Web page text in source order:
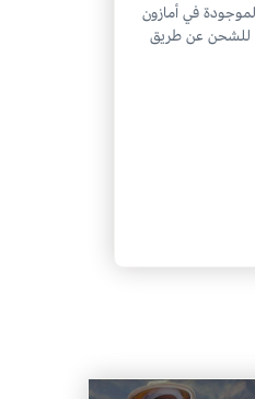
في أمازون
للشحن عن طريق